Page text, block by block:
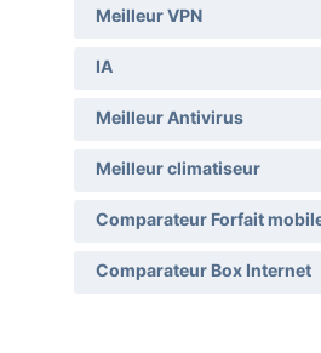
Meilleur VPN
IA
Meilleur Antivirus
Meilleur climatiseur
Comparateur Forfait
Comparateur Box Internet